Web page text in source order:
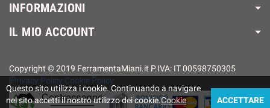
INFORMAZIONI
IL MIO ACCOUNT
Copyright © 2019 FerramentaMiani.it P.IVA: IT 00598750305
|Privacy Policy Cookie Policy
Questo sito utilizza i cookie. Continuando a navigare
nel sito accetti il ​​nostro utilizzo dei cookie.Cookie
ACCETTARE